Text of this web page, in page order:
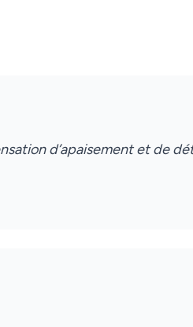
d’apaisement et de